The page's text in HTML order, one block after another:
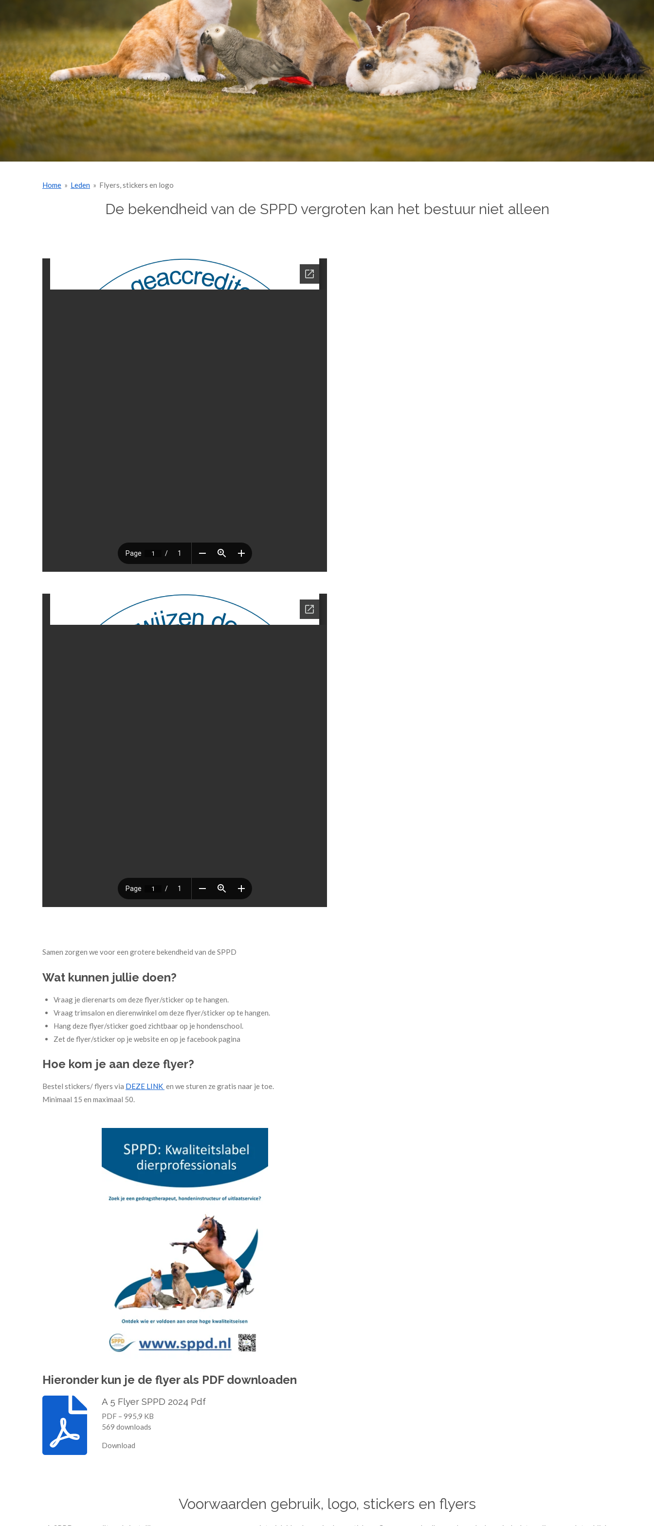
Home » Leden » Flyers, stickers en logo
De bekendheid van de SPPD vergroten kan het bestuur niet alleen
Samen zorgen we voor een grotere bekendheid van de SPPD
Wat kunnen jullie doen?
Vraag je dierenarts om deze flyer/sticker op te hangen.
Vraag trimsalon en dierenwinkel om deze flyer/sticker op te hangen.
Hang deze flyer/sticker goed zichtbaar op je hondenschool.
Zet de flyer/sticker op je website en op je facebook pagina
Hoe kom je aan deze flyer?
Bestel stickers/ flyers via DEZE LINK en we sturen ze gratis naar je toe.
Minimaal 15 en maximaal 50.
Hieronder kun je de flyer als PDF downloaden
A 5 Flyer SPPD 2024 Pdf
PDF – 995,9 KB
569 downloads
Download
Voorwaarden gebruik, logo, stickers en flyers